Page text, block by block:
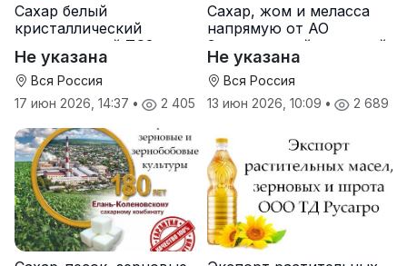
Сахар белый
кристаллический
свекловичный ТС2 от
производителя
Не указана
Вся Россия
17 июн 2026, 14:37 • 2 405
Сахар, жом и меласса
напрямую от АО
Земетчинский сахарный
завод
Не указана
Вся Россия
13 июн 2026, 10:09 • 2 689